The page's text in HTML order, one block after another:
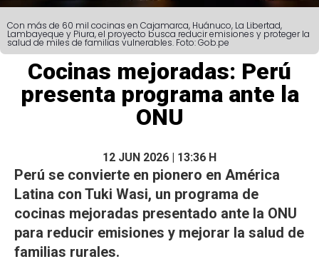
Con más de 60 mil cocinas en Cajamarca, Huánuco, La Libertad,
Lambayeque y Piura, el proyecto busca reducir emisiones y proteger la
salud de miles de familias vulnerables. Foto: Gob.pe
Cocinas mejoradas: Perú
presenta programa ante la
ONU
12 JUN 2026 | 13:36 H
Perú se convierte en pionero en América
Latina con Tuki Wasi, un programa de
cocinas mejoradas presentado ante la ONU
para reducir emisiones y mejorar la salud de
familias rurales.